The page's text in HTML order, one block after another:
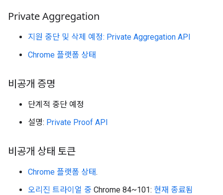
Private Aggregation
지원 중단 및 삭제 예정: Private Aggregation API
Chrome 플랫폼 상태
비공개 증명
단계적 중단 예정
설명: Private Proof API
비공개 상태 토큰
Chrome 플랫폼 상태.
오리진 트라이얼 중 Chrome 84~101: 현재 종료됨